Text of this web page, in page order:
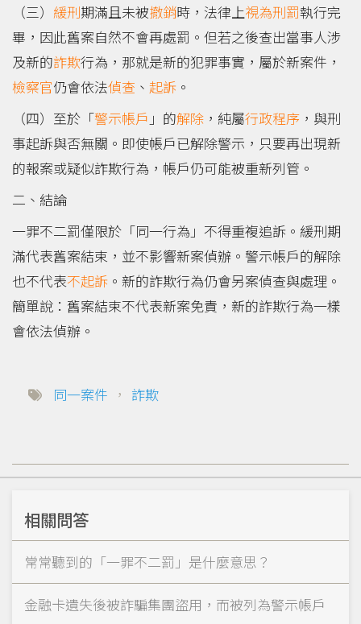
（三） 緩刑期滿且未被撤銷時，法律上視為刑罰執行完
畢，因此舊案自然不會再處罰。但若之後查出當事人涉
及新的詐欺行為，那就是新的犯罪事實，屬於新案件，
檢察官仍會依法偵查 、 起訴 。
（四）至於「警示帳戶 」的解除 ，純屬行政程序 ，與刑
事起訴與否無關。即使帳戶已解除警示，只要再出現新
的報案或疑似詐欺行為，帳戶仍可能被重新列管。
二、結論
一罪不二罰僅限於「同一行為」不得重複追訴。緩刑期
滿代表舊案結束，並不影響新案偵辦。警示帳戶的解除
也不代表不起訴 。新的詐欺行為仍會另案偵查與處理。
簡單說：舊案結束不代表新案免責，新的詐欺行為一樣
會依法偵辦。
同一案件 ， 詐欺
相關問答
常常聽到的「一罪不二罰」是什麼意思？
金融卡遺失後被詐騙集團盜用，而被列為警示帳戶